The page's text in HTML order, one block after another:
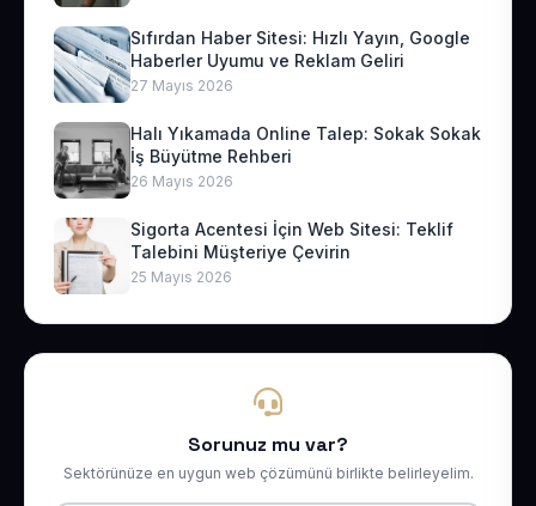
Sıfırdan Haber Sitesi: Hızlı Yayın, Google
Haberler Uyumu ve Reklam Geliri
27 Mayıs 2026
Halı Yıkamada Online Talep: Sokak Sokak
İş Büyütme Rehberi
26 Mayıs 2026
Sigorta Acentesi İçin Web Sitesi: Teklif
Talebini Müşteriye Çevirin
25 Mayıs 2026
Sorunuz mu var?
Sektörünüze en uygun web çözümünü birlikte belirleyelim.